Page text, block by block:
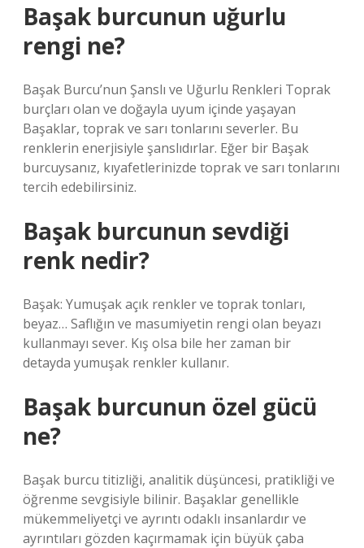
Başak burcunun uğurlu
rengi ne?
Başak Burcu’nun Şanslı ve Uğurlu Renkleri Toprak
burçları olan ve doğayla uyum içinde yaşayan
Başaklar, toprak ve sarı tonlarını severler. Bu
renklerin enerjisiyle şanslıdırlar. Eğer bir Başak
burcuysanız, kıyafetlerinizde toprak ve sarı tonlarını
tercih edebilirsiniz.
Başak burcunun sevdiği
renk nedir?
Başak: Yumuşak açık renkler ve toprak tonları,
beyaz… Saflığın ve masumiyetin rengi olan beyazı
kullanmayı sever. Kış olsa bile her zaman bir
detayda yumuşak renkler kullanır.
Başak burcunun özel gücü
ne?
Başak burcu titizliği, analitik düşüncesi, pratikliği ve
öğrenme sevgisiyle bilinir. Başaklar genellikle
mükemmeliyetçi ve ayrıntı odaklı insanlardır ve
ayrıntıları gözden kaçırmamak için büyük çaba